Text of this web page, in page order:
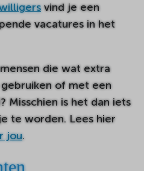
vind je een
vacatures in het
die wat extra
of met een
Misschien is het dan iets
te worden. Lees hier
jou.